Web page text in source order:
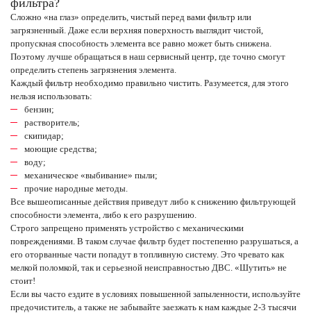
фильтра?
Сложно «на глаз» определить, чистый перед вами фильтр или
загрязненный. Даже если верхняя поверхность выглядит чистой,
пропускная способность элемента все равно может быть снижена.
Поэтому лучше обращаться в наш сервисный центр, где точно смогут
определить степень загрязнения элемента.
Каждый фильтр необходимо правильно чистить. Разумеется, для этого
нельзя использовать:
бензин;
растворитель;
скипидар;
моющие средства;
воду;
механическое «выбивание» пыли;
прочие народные методы.
Все вышеописанные действия приведут либо к снижению фильтрующей
способности элемента, либо к его разрушению.
Строго запрещено применять устройство с механическими
повреждениями. В таком случае фильтр будет постепенно разрушаться, а
его оторванные части попадут в топливную систему. Это чревато как
мелкой поломкой, так и серьезной неисправностью ДВС. «Шутить» не
стоит!
Если вы часто ездите в условиях повышенной запыленности, используйте
предочиститель, а также не забывайте заезжать к нам каждые 2-3 тысячи